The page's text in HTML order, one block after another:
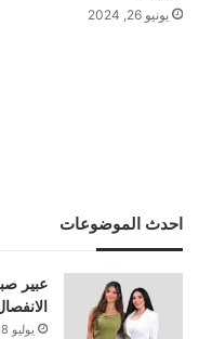
يونيو 26, 2024
احدث الموضوعات
عبير
يوليو 18, 2026